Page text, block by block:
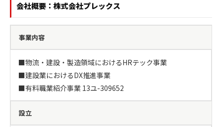
会社概要：株式会社プレックス
事業内容
■物流・建設・製造領域におけるHRテック事業
■建設業におけるDX推進事業
■有料職業紹介事業 13ユ-309652
設立